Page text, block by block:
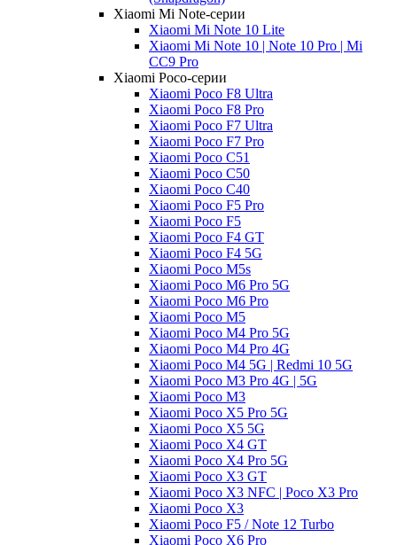
Xiaomi Mi Note-серии
Xiaomi Mi Note 10 Lite
Xiaomi Mi Note 10 | Note 10 Pro | Mi
CC9 Pro
Xiaomi Poco-серии
Xiaomi Poco F8 Ultra
Xiaomi Poco F8 Pro
Xiaomi Poco F7 Ultra
Xiaomi Poco F7 Pro
Xiaomi Poco C51
Xiaomi Poco C50
Xiaomi Poco C40
Xiaomi Poco F5 Pro
Xiaomi Poco F5
Xiaomi Poco F4 GT
Xiaomi Poco F4 5G
Xiaomi Poco M5s
Xiaomi Poco M6 Pro 5G
Xiaomi Poco M6 Pro
Xiaomi Poco M5
Xiaomi Poco M4 Pro 5G
Xiaomi Poco M4 Pro 4G
Xiaomi Poco M4 5G | Redmi 10 5G
Xiaomi Poco M3 Pro 4G | 5G
Xiaomi Poco M3
Xiaomi Poco X5 Pro 5G
Xiaomi Poco X5 5G
Xiaomi Poco X4 GT
Xiaomi Poco X4 Pro 5G
Xiaomi Poco X3 GT
Xiaomi Poco X3 NFC | Poco X3 Pro
Xiaomi Poco X3
Xiaomi Poco F5 / Note 12 Turbo
Xiaomi Poco X6 Pro